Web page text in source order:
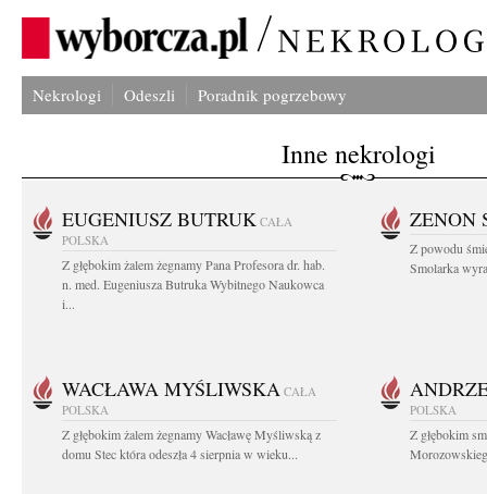
Nekrologi Odeszli Poradnik pogrzebowy
Inne nekrologi
EUGENIUSZ BUTRUK CAŁA
POLSKA
Z głębokim żalem żegnamy Pana Profesora dr. hab.
n. med. Eugeniusza Butruka Wybitnego Naukowca
i...
ZENON
Z powodu
Smolarka
WACŁAWA MYŚLIWSKA CAŁA
POLSKA
Z głębokim żalem żegnamy Wacławę Myśliwską z
domu Stec która odeszła 4 sierpnia w wieku...
POLSKA
Z głębokim